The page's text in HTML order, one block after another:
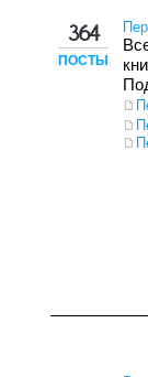
364
ПОСТЫ